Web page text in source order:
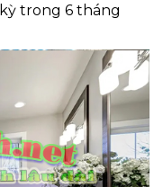
trong 6 tháng